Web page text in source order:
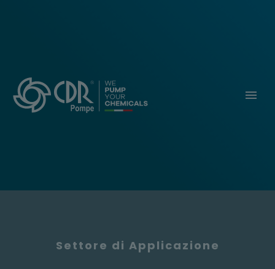
Settore di Applicazione